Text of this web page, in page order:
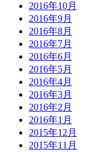
2016年10月
2016年9月
2016年8月
2016年7月
2016年6月
2016年5月
2016年4月
2016年3月
2016年2月
2016年1月
2015年12月
2015年11月